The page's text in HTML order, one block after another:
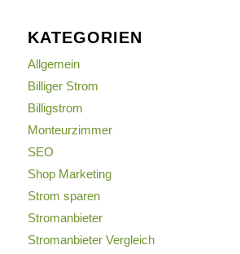
KATEGORIEN
Allgemein
Billiger Strom
Billigstrom
Monteurzimmer
SEO
Shop Marketing
Strom sparen
Stromanbieter
Stromanbieter Vergleich